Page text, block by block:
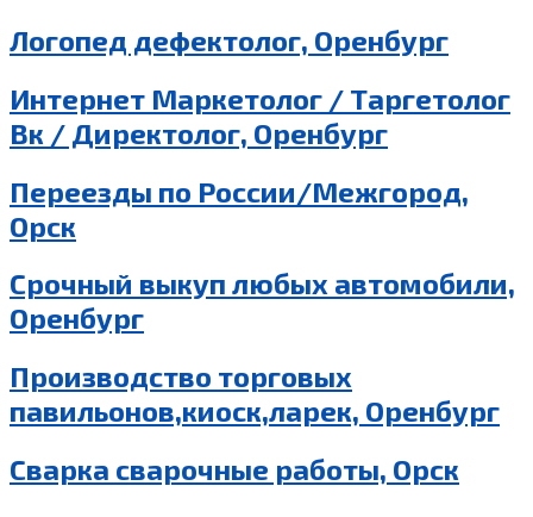
Логопед дефектолог, Оренбург
Интернет Маркетолог / Таргетолог
Вк / Директолог, Оренбург
Переезды по России/Межгород,
Орск
Срочный выкуп любых автомобили,
Оренбург
Производство торговых
павильонов,киоск,ларек, Оренбург
Сварка сварочные работы, Орск